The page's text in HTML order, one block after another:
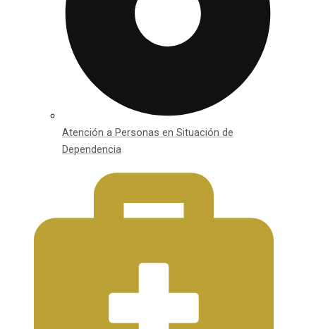
Atención a Personas en Situación de
Dependencia